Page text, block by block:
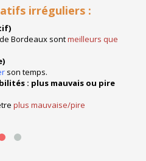
irréguliers :
de Bordeaux sontmeilleurs que
son temps.
: plus mauvais ou pire
plus mauvaise/pire